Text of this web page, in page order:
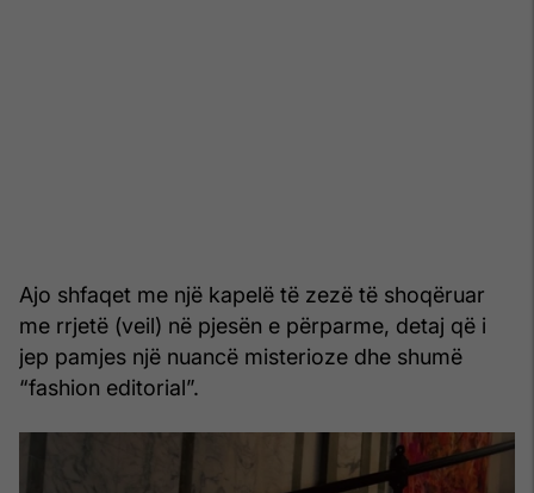
Ajo shfaqet me një kapelë të zezë të shoqëruar
me rrjetë (veil) në pjesën e përparme, detaj që i
jep pamjes një nuancë misterioze dhe shumë
“fashion editorial”.